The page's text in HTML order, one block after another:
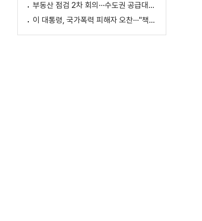
부동산 점검 2차 회의···수도권 공급대책 논의
이 대통령, 국가폭력 피해자 오찬···"책임지고 치유"